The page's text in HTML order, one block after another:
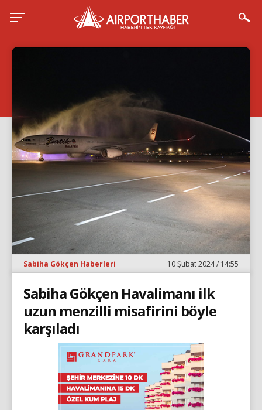
Sabiha Gökçen Haberleri 10 Şubat 2024 / 14:55
Sabiha Gökçen Havalimanı ilk
uzun menzilli misafirini böyle
karşıladı